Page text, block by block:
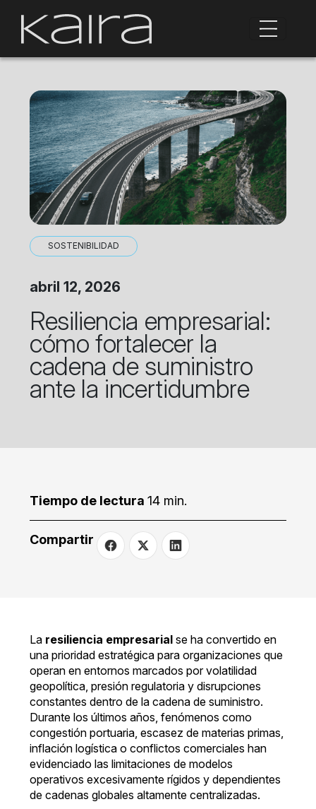
SOSTENIBILIDAD
abril 12, 2026
Resiliencia empresarial:
cómo fortalecer la
cadena de suministro
ante la incertidumbre
Tiempo de lectura 14 min.
Compartir
La resiliencia empresarial se ha convertido en
una prioridad estratégica para organizaciones que
operan en entornos marcados por volatilidad
geopolítica, presión regulatoria y disrupciones
constantes dentro de la cadena de suministro.
Durante los últimos años, fenómenos como
congestión portuaria, escasez de materias primas,
inflación logística o conflictos comerciales han
evidenciado las limitaciones de modelos
operativos excesivamente rígidos y dependientes
de cadenas globales altamente centralizadas.